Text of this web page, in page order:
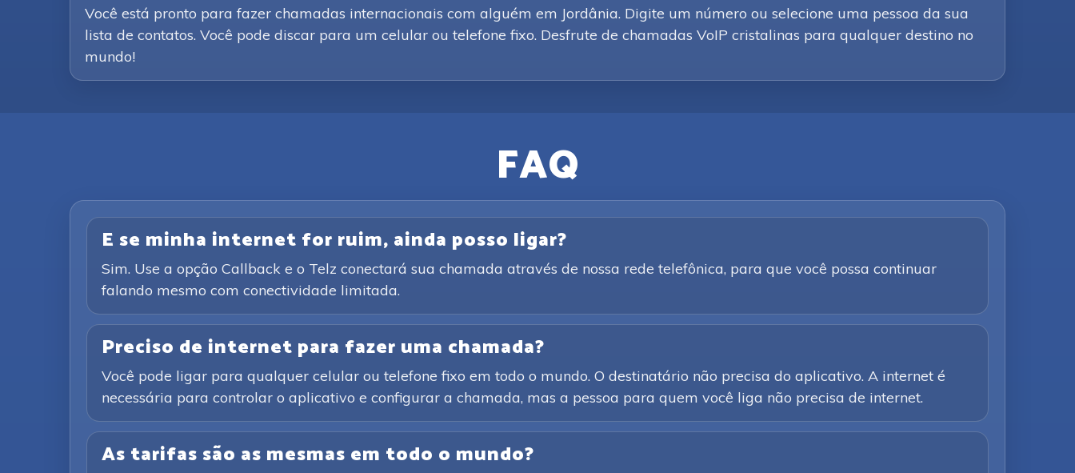
Você está pronto para fazer chamadas internacionais com alguém em Jordânia. Digite um número ou selecione uma pessoa da sua
lista de contatos. Você pode discar para um celular ou telefone fixo. Desfrute de chamadas VoIP cristalinas para qualquer destino no
mundo!
FAQ
E se minha internet for ruim, ainda posso ligar?
Sim. Use a opção Callback e o Telz conectará sua chamada através de nossa rede telefônica, para que você possa continuar
falando mesmo com conectividade limitada.
Preciso de internet para fazer uma chamada?
Você pode ligar para qualquer celular ou telefone fixo em todo o mundo. O destinatário não precisa do aplicativo. A internet é
necessária para controlar o aplicativo e configurar a chamada, mas a pessoa para quem você liga não precisa de internet.
As tarifas são as mesmas em todo o mundo?